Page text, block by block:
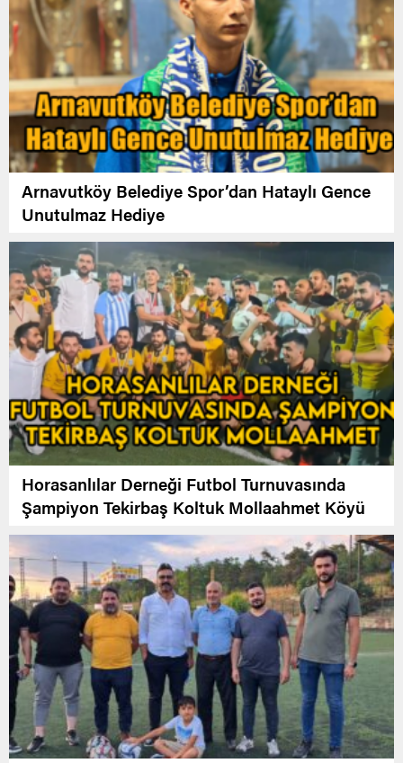
Arnavutköy Belediye Spor’dan Hataylı Gence
Unutulmaz Hediye
Horasanlılar Derneği Futbol Turnuvasında
Şampiyon Tekirbaş Koltuk Mollaahmet Köyü